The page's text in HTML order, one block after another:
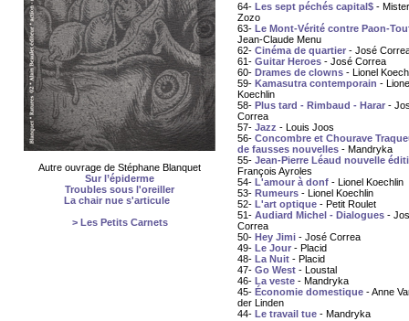
Autre ouvrage de Stéphane Blanquet
Sur l’épiderme
Troubles sous l'oreiller
La chair nue s'articule
> Les Petits Carnets
64- Les sept péchés capital$ - Mister
Zozo
63- Le Mont-Vérité contre Paon-
Jean-Claude Menu
62- Cinéma de quartier - José
61- Guitar Heroes - José Correa
60- Drames de clowns - Lionel
59- Kamasutra contemporain -
Koechlin
58- Plus tard - Rimbaud - Harar -
Correa
57- Jazz - Louis Joos
56- Concombre et Chourave
de fausses nouvelles - Mandryka
55- Jean-Pierre Léaud nouvelle
François Ayroles
54- L'amour à donf - Lionel Koechlin
53- Rumeurs - Lionel Koechlin
52- L'art optique - Petit Roulet
51- Audiard Michel - Dialogues -
Correa
50- Hey Jimi - José Correa
49- Le Jour - Placid
48- La Nuit - Placid
47- Go West - Loustal
46- La veste - Mandryka
45- Économie domestique - Anne
der Linden
44- Le travail tue - Mandryka